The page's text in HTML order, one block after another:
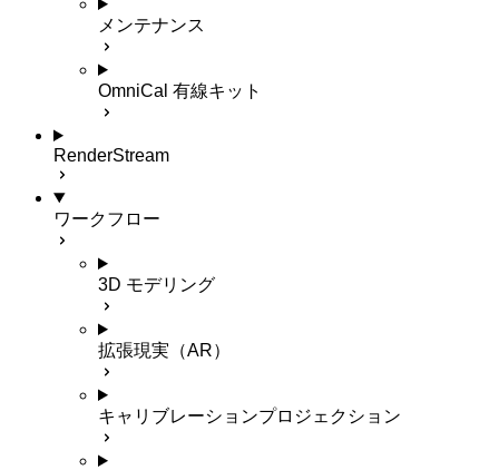
メンテナンス
OmniCal 有線キット
RenderStream
ワークフロー
3D モデリング
拡張現実（AR）
キャリブレーションプロジェクション